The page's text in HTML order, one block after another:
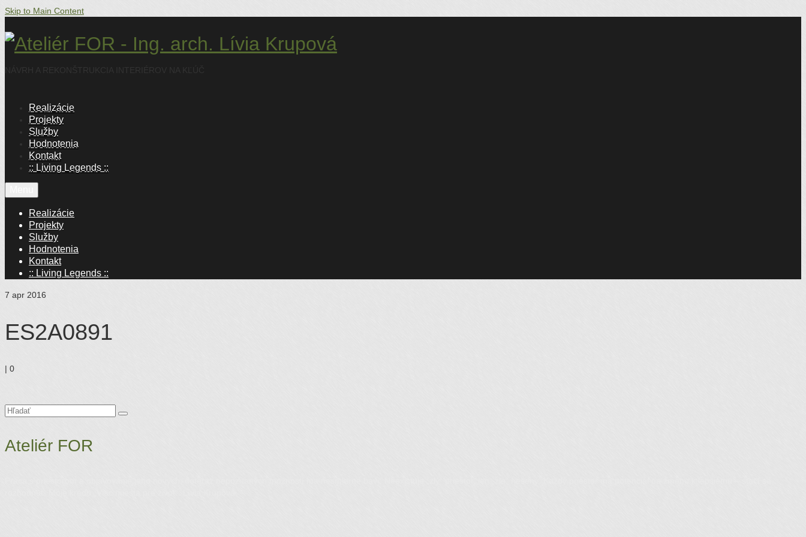
Skip to Main Content
Realizácie
Projekty
Služby
Hodnotenia
Kontakt
:: Living Legends ::
Realizácie
Projekty
Služby
Hodnotenia
Kontakt
:: Living Legends ::
7 apr 2016
ES2A0891
| 0
Hľadanie
Ateliér FOR